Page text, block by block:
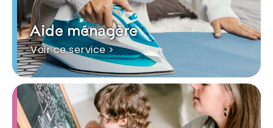
Aide ménagère
Voir ce service >